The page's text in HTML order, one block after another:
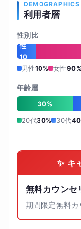
DEMOGRAPHICS
利用者層
性別比
男
性
10
%男性10% 女性90%
年齢層
30%
20代30% 30代
✨ キ
無料カウンセ
期間限定無料